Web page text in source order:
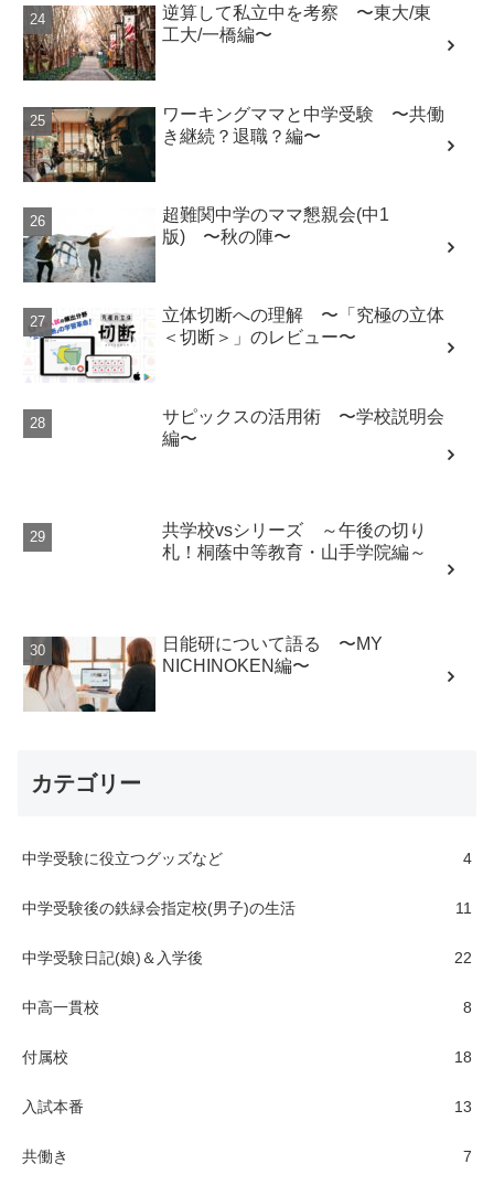
逆算して私立中を考察 〜東大/東
工大/一橋編〜
ワーキングママと中学受験 〜共働
き継続？退職？編〜
超難関中学のママ懇親会(中1
版) 〜秋の陣〜
立体切断への理解 〜「究極の立体
＜切断＞」のレビュー〜
サピックスの活用術 〜学校説明会
編〜
共学校vsシリーズ ～午後の切り
札！桐蔭中等教育・山手学院編～
日能研について語る 〜MY
NICHINOKEN編〜
カテゴリー
中学受験に役立つグッズなど 4
中学受験後の鉄緑会指定校(男子)の生活 11
中学受験日記(娘)＆入学後 22
中高一貫校 8
付属校 18
入試本番 13
共働き 7